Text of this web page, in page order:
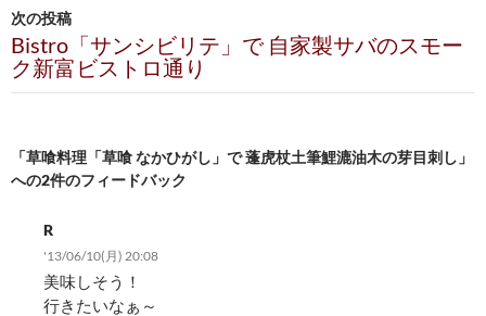
ビ
ゲ
ー
ョ
次の投稿
Bistro「サンシビリテ」で 自家製サバのスモー
ク新富ビストロ通り
「草喰料理「草喰 なかひがし」で 蓬虎杖土筆鯉漉油木の芽目刺し」
への2件のフィードバック
R
'13/06/10(月) 20:08
美味しそう！
行きたいなぁ～